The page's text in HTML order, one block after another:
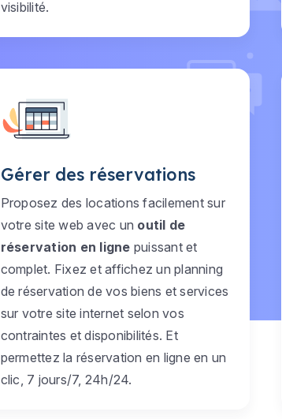
visibilité.
Gérer des réservations
Proposez des locations facilement sur
votre site web avec un outil de
réservation en ligne puissant et
complet. Fixez et affichez un planning
de réservation de vos biens et services
sur votre site internet selon vos
contraintes et disponibilités. Et
permettez la réservation en ligne en un
clic, 7 jours/7, 24h/24.